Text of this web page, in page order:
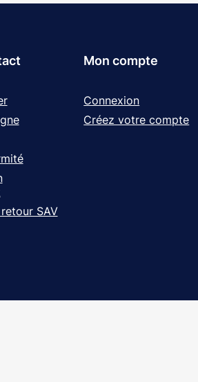
SAV
Mon compte
Connexion
Créez votre compte